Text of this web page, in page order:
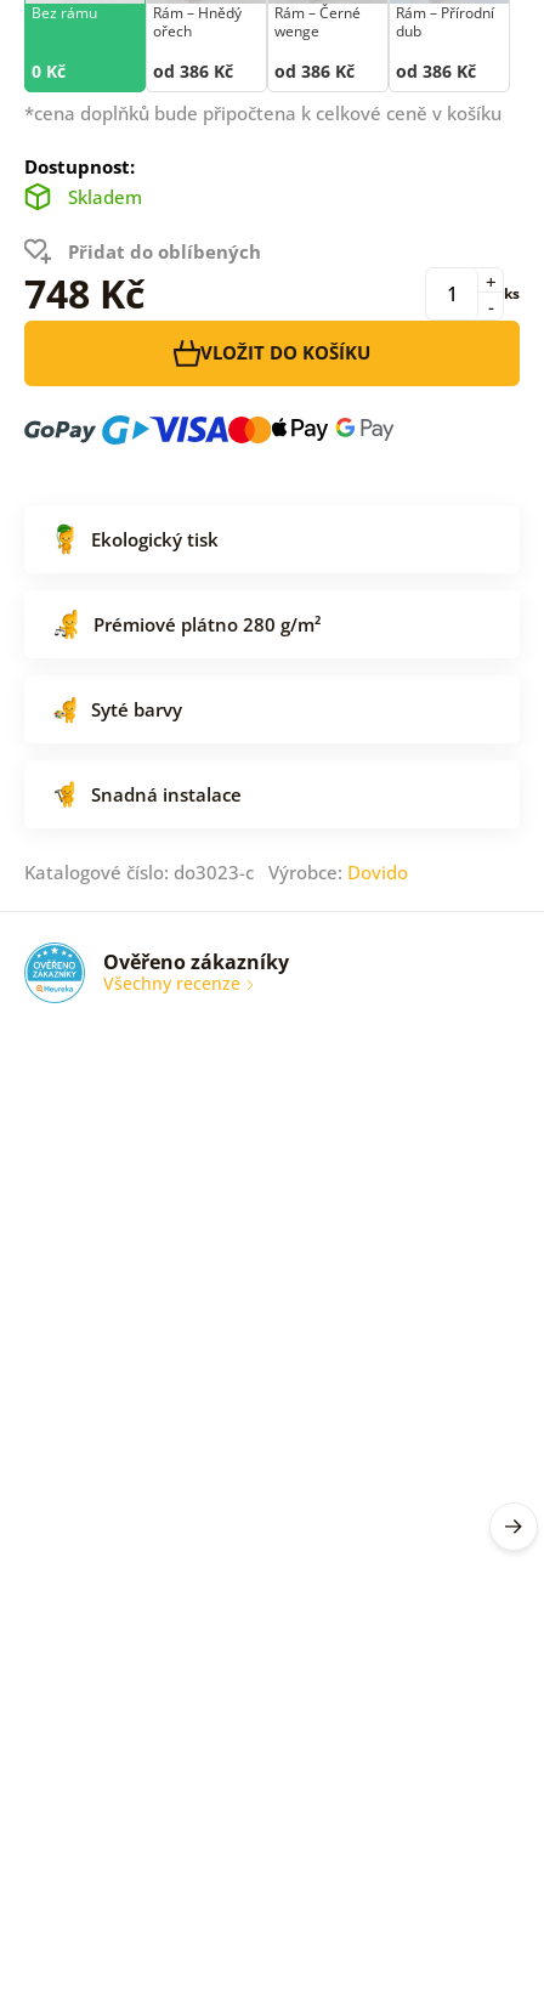
Bez rámu
0 Kč
Rám –⁠⁠⁠⁠⁠⁠ Hnědý
ořech
od 386 Kč
Rám –⁠⁠⁠⁠⁠⁠ Černé
wenge
od 386 Kč
Rám –⁠⁠⁠⁠⁠⁠ Přírodní
dub
od 386 Kč
*cena doplňků bude připočtena k celkové ceně v košíku
Dostupnost:
Skladem
Přidat do oblíbených
748 Kč -
+ ks
VLOŽIT DO KOŠÍKU
Ekologický tisk
Prémiové plátno 280 g/m²
Syté barvy
Snadná instalace
Katalogové číslo: do3023-c Výrobce: Dovido
Ověřeno zákazníky
Všechny recenze